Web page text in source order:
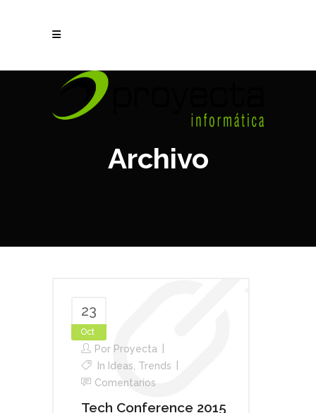
Archivo
23
Oct
Por Proyecta
In Ideas Trends
Comentarios
Tech Conference 2015